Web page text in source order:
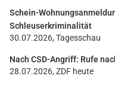
Schein-
Schleuserkriminalität
30.07.2026, Tagesschau
Nach CSD-Angriff: Rufe
28.07.2026, ZDF heute